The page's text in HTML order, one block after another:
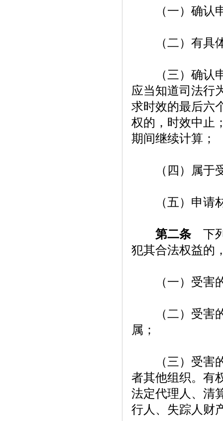
（一）确认申
（二）有具体
（三）确认申
应当知道司法行
求时效的最后六
权的，时效中止
期间继续计算；
（四）属于受
（五）申请
第二条 下
犯其合法权益的
（一）受害的
（二）受害的
属；
（三）受害的
者其他组织。有
法定代理人、清
行人、失踪人财